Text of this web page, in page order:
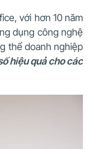
với hơn 10 năm
dụng công nghệ
thể doanh nghiệp
hiệu quả cho các